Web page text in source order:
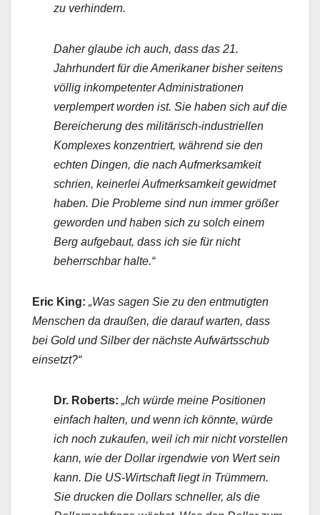
zu verhindern.
Daher glaube ich auch, dass das 21.
Jahrhundert für die Amerikaner bisher seitens
völlig inkompetenter Administrationen
verplempert worden ist. Sie haben sich auf die
Bereicherung des militärisch-industriellen
Komplexes konzentriert, während sie den
echten Dingen, die nach Aufmerksamkeit
schrien, keinerlei Aufmerksamkeit gewidmet
haben. Die Probleme sind nun immer größer
geworden und haben sich zu solch einem
Berg aufgebaut, dass ich sie für nicht
beherrschbar halte.“
Eric King: „Was sagen Sie zu den entmutigten
Menschen da draußen, die darauf warten, dass
bei Gold und Silber der nächste Aufwärtsschub
einsetzt?“
Dr. Roberts: „Ich würde meine Positionen
einfach halten, und wenn ich könnte, würde
ich noch zukaufen, weil ich mir nicht vorstellen
kann, wie der Dollar irgendwie von Wert sein
kann. Die US-Wirtschaft liegt in Trümmern.
Sie drucken die Dollars schneller, als die